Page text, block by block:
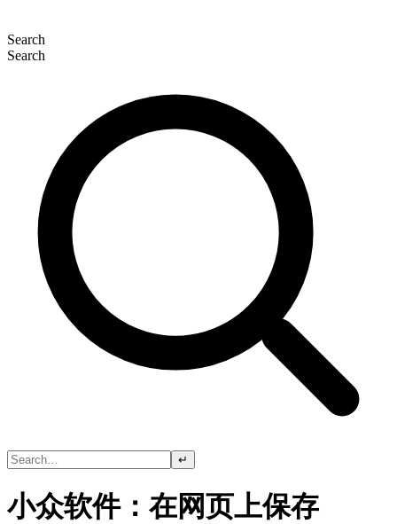
Search
Search
↵
小众软件：在网页上保存